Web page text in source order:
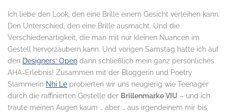
Ich liebe den Look, den eine Brille einem Gesicht verleihen kann.
Den Unterschied, den eine Brille ausmacht. Und die
Verschiedenartigkeit, die man mit nur kleinen Nuancen im
Gestell hervorzaubern kann. Und vorigen Samstag hatte ich auf
den Designers‘ Open dann schließlich mein ganz persönliches
AHA-Erlebnis! Zusammen mit der Bloggerin und Poetry
Slammerin Nhi Le probierten wir uns neugierig wie Teenager
durch die raffinierten Gestelle der Brillenmarke VIU – und ich
traute meinen Augen kaum … aber … aus irgendeinem mir bis